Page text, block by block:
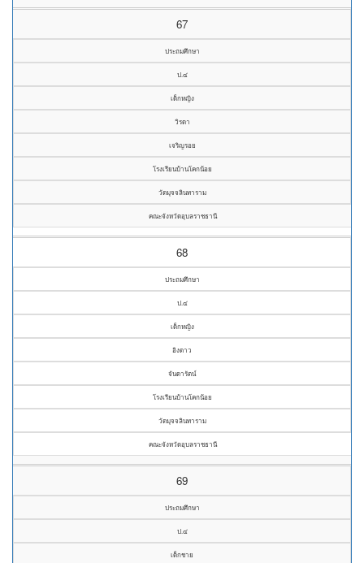
67
ประถมศึกษา
ป.๔
เด็กหญิง
วิรดา
เจริญรอย
โรงเรียนบ้านโคกน้อย
วัดมุจจลินทาราม
คณะจังหวัดอุบลราชธานี
68
ประถมศึกษา
ป.๔
เด็กหญิง
อิงดาว
จันดารัตน์
โรงเรียนบ้านโคกน้อย
วัดมุจจลินทาราม
คณะจังหวัดอุบลราชธานี
69
ประถมศึกษา
ป.๔
เด็กชาย